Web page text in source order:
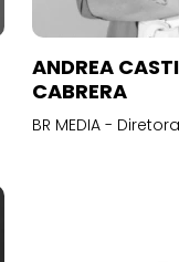
ANDREA
CABRERA
BR MEDIA -